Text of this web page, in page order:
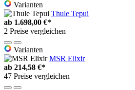
Varianten
Thule Tepui
ab 1.698,00 €*
2 Preise vergleichen
Varianten
MSR Elixir
ab 214,58 €*
47 Preise vergleichen